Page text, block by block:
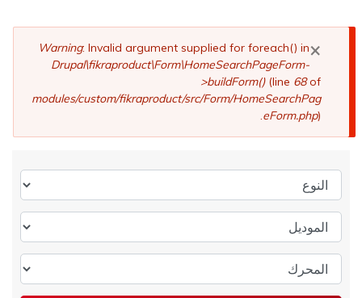
×
رسالة
الخطأ
Warning: Invalid argument supplied for foreach() in
Drupal\fikraproduct\Form\HomeSearchPageForm-
>buildForm()(line 68of
modules/custom/fikraproduct/src/Form/HomeSearchPag
eForm.php).
النوع
الموديل
المحرك